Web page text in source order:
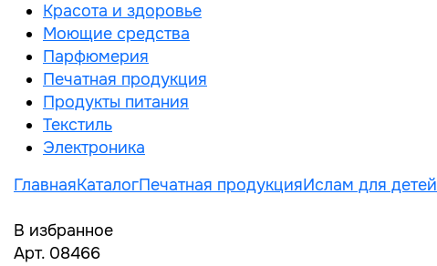
Красота и здоровье
Моющие средства
Парфюмерия
Печатная продукция
Продукты питания
Текстиль
Электроника
ГлавнаяКаталогПечатная продукцияИслам для детей
В избранное
Арт. 08466